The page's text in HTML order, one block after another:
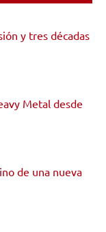
y tres décadas
Metal desde
de una nueva